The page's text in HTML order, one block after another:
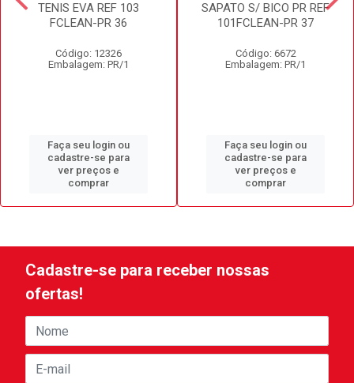
TENIS EVA REF 103
FCLEAN-PR 36
Código: 12326
Embalagem: PR/1
Faça seu login ou
cadastre-se para
ver preços e
comprar
SAPATO S/ BICO PR REF
101FCLEAN-PR 37
Código: 6672
Embalagem: PR/1
Faça seu login ou
cadastre-se para
ver preços e
comprar
Cadastre-se para receber nossas
ofertas!